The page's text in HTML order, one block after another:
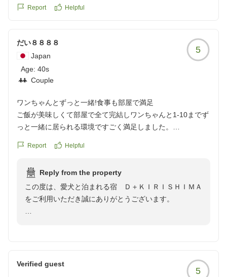
ドッグランも2箇所用意されていて、夜遅くまで照明をつけ
犬と一緒に泊まれるホテルは初めてで、とても不安でした
が、家族全員が楽しめたとても楽しい旅行になりました!
また是非泊まりに行きたいと思います!
クチコミの詳細はこちらから
https://review.travel.rakuten.co.jp/hotel/voice/149083?
reviewId=33123478102517
reviewId=33123478004942
激熱すぎて
口コミが良かったので行きました
お料理はおいしかったけど
全体的に見てワンちゃん
ファーストでないのに
値段が高すぎるかな
と思いました
https://review.travel.rakuten.co.jp/hotel/voice/149083?
Report Helpful
だい８８８８
Japan
Age: 40s
Couple
5
ワンちゃんとずっと一緒!食事も部屋で満足
ご飯が美味しくて部屋で全て完結しワンちゃんと1-10までず
っと一緒に居られる環境ですごく満足しました。
https://review.travel.rakuten.co.jp/hotel/voice/149083?
Report Helpful
Reply from the property
この度は、愛犬と泊まれる宿 Ｄ＋ＫＩＲＩＳＨＩＭＡ
をご利用いただき誠にありがとうございます。
でのお食事など、常に一緒に過ごせる空間づくりを心が
けております。ご満足いただけたというお言葉は、私た
Verified guest
5